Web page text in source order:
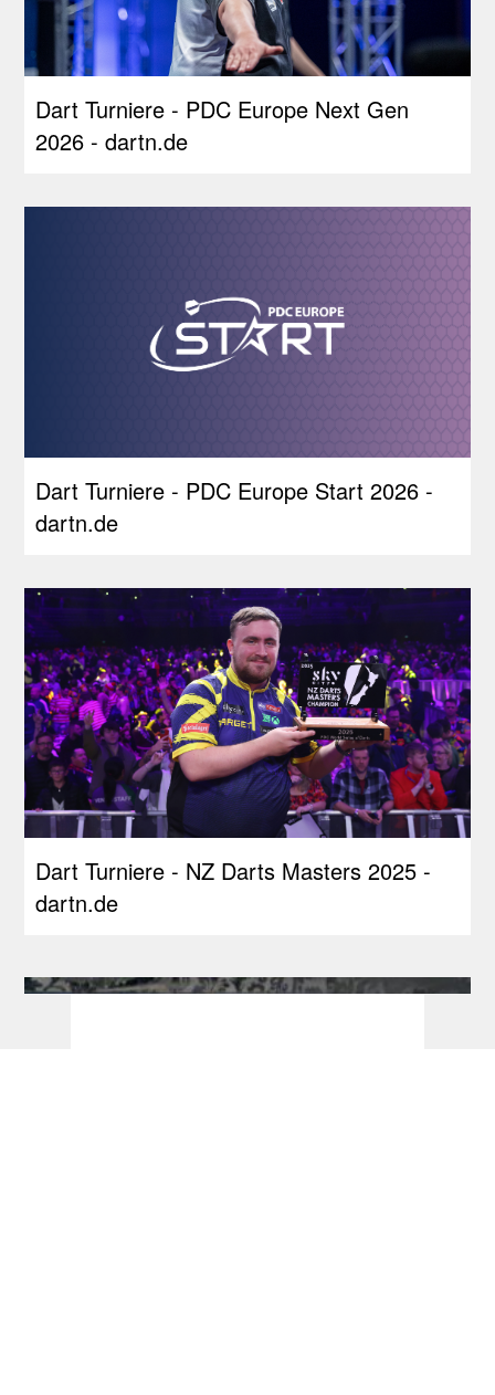
Dart Turniere - PDC Europe Next Gen
2026 - dartn.de
Dart Turniere - PDC Europe Start 2026 -
dartn.de
Dart Turniere - NZ Darts Masters 2025 -
dartn.de